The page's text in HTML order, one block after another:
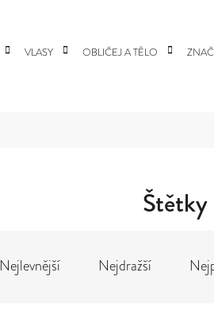
VLASY OBLIČEJ A TĚLO
Štětky
Nejlevnější Nejdražší